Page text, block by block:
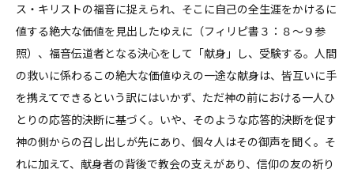
ス・キリストの福音に捉えられ、そこに自己の全生涯をかけるに
値する絶大な価値を見出したゆえに（フィリピ書３：８～９参
照）、福音伝道者となる決心をして「献身」し、受験する。人間
の救いに係わるこの絶大な価値ゆえの一途な献身は、皆互いに手
を携えてできるという訳にはいかず、ただ神の前における一人ひ
とりの応答的決断に基づく。いや、そのような応答的決断を促す
神の側からの召し出しが先にあり、個々人はその御声を聞く。そ
れに加えて、献身者の背後で教会の支えがあり、信仰の友の祈り